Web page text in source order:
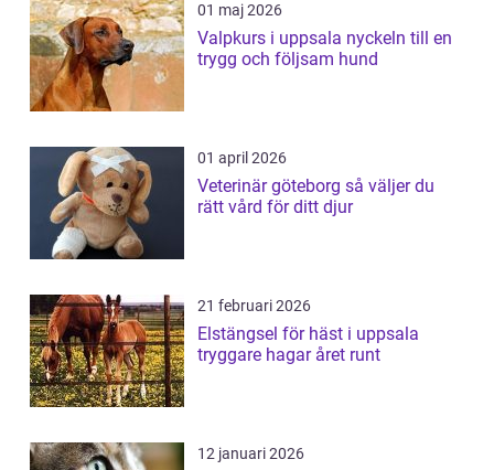
01 maj 2026
Valpkurs i uppsala nyckeln till en
trygg och följsam hund
01 april 2026
Veterinär göteborg så väljer du
rätt vård för ditt djur
21 februari 2026
Elstängsel för häst i uppsala
tryggare hagar året runt
12 januari 2026